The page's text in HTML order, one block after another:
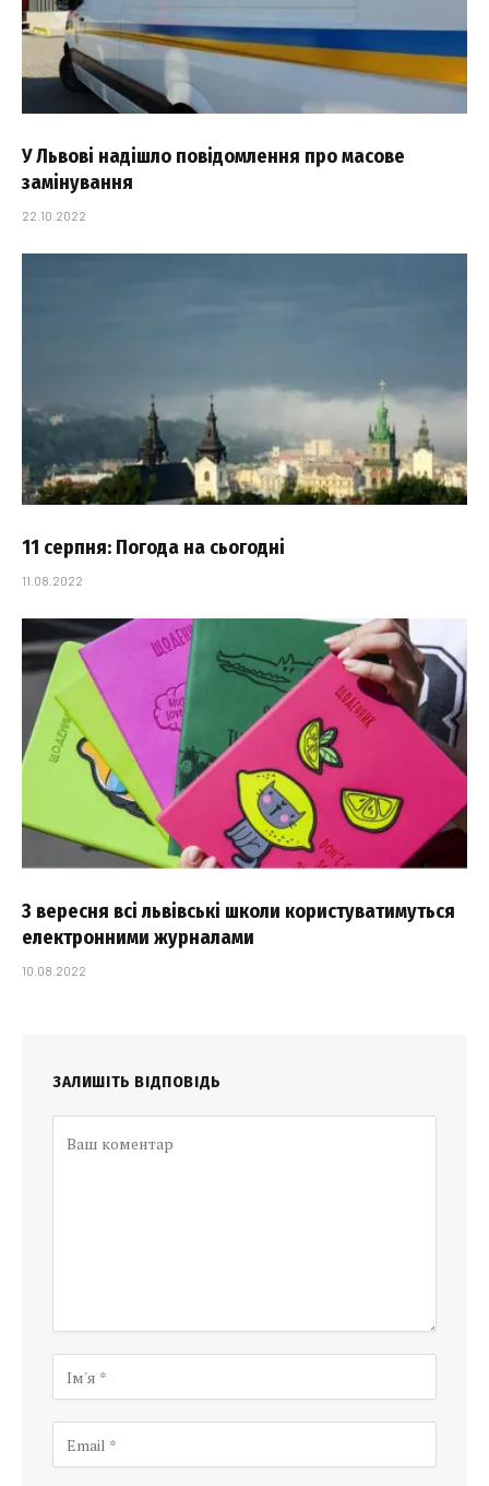
У Львові надішло повідомлення про масове
замінування
22.10.2022
11 серпня: Погода на сьогодні
11.08.2022
З вересня всі львівські школи користуватимуться
електронними журналами
10.08.2022
ЗАЛИШІТЬ ВІДПОВІДЬ